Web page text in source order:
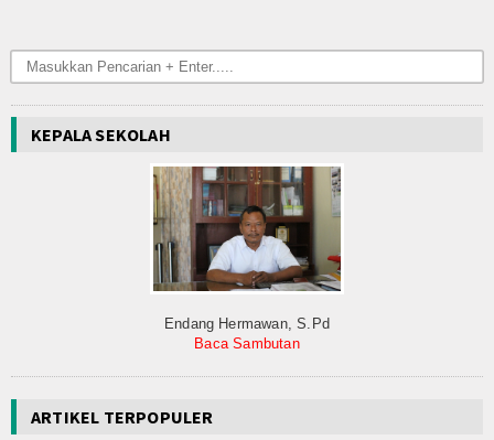
KEPALA SEKOLAH
Endang Hermawan, S.Pd
Baca Sambutan
ARTIKEL TERPOPULER